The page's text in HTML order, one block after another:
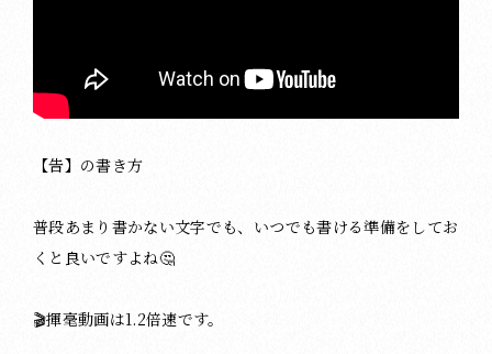
【告】の書き方
普段あまり書かない文字でも、いつでも書ける準備をしてお
くと良いですよね🤔
🎬揮毫動画は1.2倍速です。